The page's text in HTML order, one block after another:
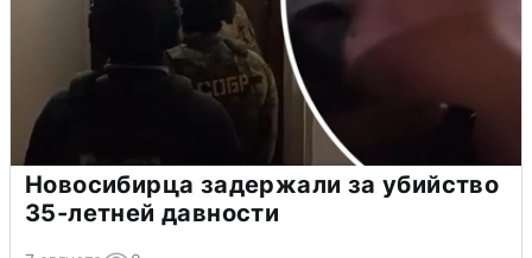
Новосибирца задержали за убийство
35-летней давности